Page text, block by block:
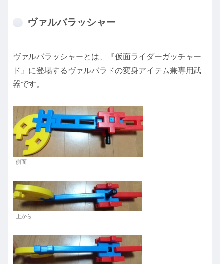
ヴァルバラッシャー
ヴァルバラッシャーとは、『仮面ライダーガッチャー
ド』に登場するヴァルバラドの変身アイテム兼専用武
器です。
側面
上から